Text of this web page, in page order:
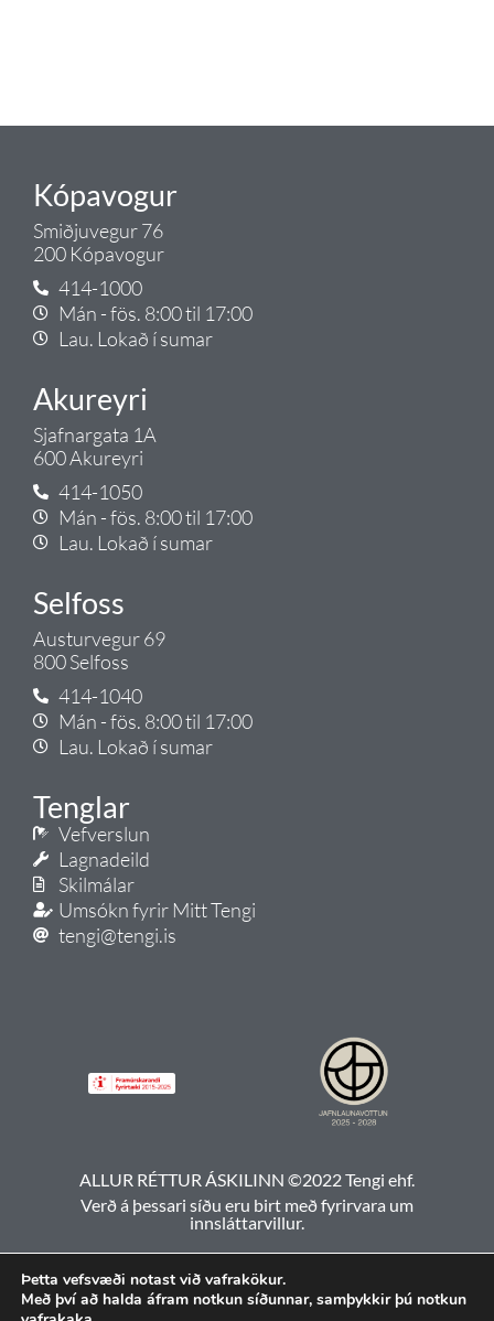
Kópavogur
Smiðjuvegur 76
200 Kópavogur
414-1000
Mán - fös. 8:00 til 17:00
Lau. Lokað í sumar
Akureyri
Sjafnargata 1A
600 Akureyri
414-1050
Mán - fös. 8:00 til 17:00
Lau. Lokað í sumar
Selfoss
Austurvegur 69
800 Selfoss
414-1040
Mán - fös. 8:00 til 17:00
Lau. Lokað í sumar
Tenglar
Vefverslun
Lagnadeild
Skilmálar
Umsókn fyrir Mitt Tengi
tengi@tengi.is
ALLUR RÉTTUR ÁSKILINN ©2022 Tengi ehf.
Verð á þessari síðu eru birt með fyrirvara um
innsláttarvillur.
Þetta vefsvæði notast við vafrakökur.
Með því að halda áfram notkun síðunnar, samþykkir þú notkun